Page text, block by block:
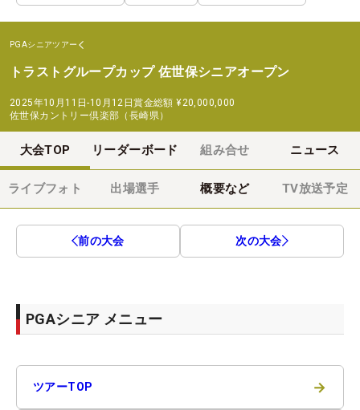
PGAシニアツアー
トラストグループカップ 佐世保シニアオープン
2025年10月11日-10月12日賞金総額 ¥20,000,000
佐世保カントリー倶楽部（長崎県）
大会TOP リーダーボード 組み合せ ニュース
ライブフォト 出場選手 概要など TV放送予定
前の大会 次の大会
PGAシニア メニュー
ツアーTOP →